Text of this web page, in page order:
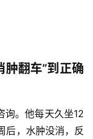
肿翻车”到正确
询。他每天久坐12
后，水肿没消，反